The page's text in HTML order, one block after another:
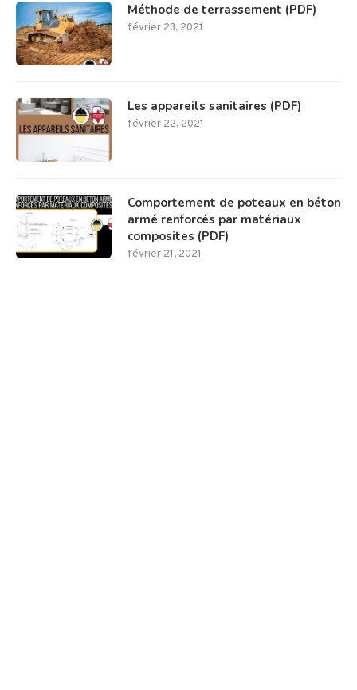
Méthode de terrassement (PDF)
février 23, 2021
Les appareils sanitaires (PDF)
février 22, 2021
Comportement de poteaux en béton
armé renforcés par matériaux
composites (PDF)
février 21, 2021